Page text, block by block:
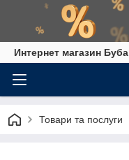
Интернет магазин Буба
Товари та послуги